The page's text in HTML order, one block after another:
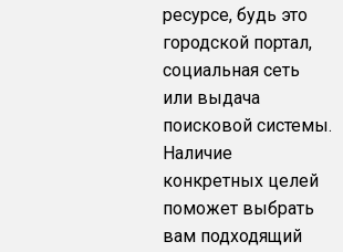
ресурсе, будь это
городской портал,
социальная сеть
или выдача
поисковой системы.
Наличие
конкретных целей
поможет выбрать
вам подходящий